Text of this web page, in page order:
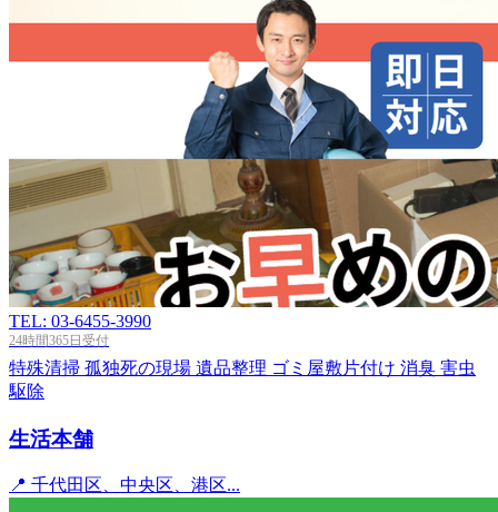
TEL: 03-6455-3990
24時間365日受付
特殊清掃 孤独死の現場 遺品整理 ゴミ屋敷片付け 消臭 害虫
駆除
生活本舗
📍 千代田区、中央区、港区...